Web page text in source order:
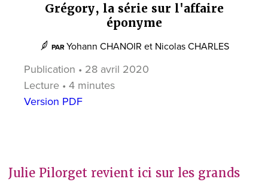
Grégory, la série sur l'affaire
éponyme
PAR Yohann CHANOIR et Nicolas CHARLES
Publication • 28 avril 2020
Lecture • 4 minutes
Version PDF
Julie Pilorget revient ici sur les grands